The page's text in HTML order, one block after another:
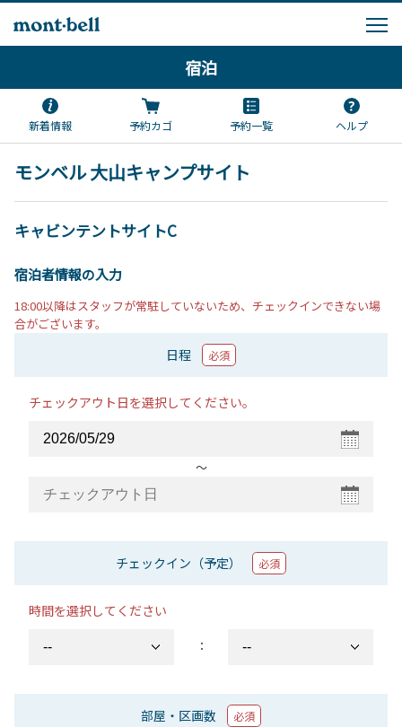
宿泊
新着情報 予約カゴ 予約一覧 ヘルプ
モンベル 大山キャンプサイト
キャビンテントサイトC
宿泊者情報の入力
18:00以降はスタッフが常駐していないため、チェックインできない場
合がございます。
日程 必須
チェックアウト日を選択してください。
〜
チェックイン（予定） 必須
時間を選択してください
：
部屋・区画数 必須